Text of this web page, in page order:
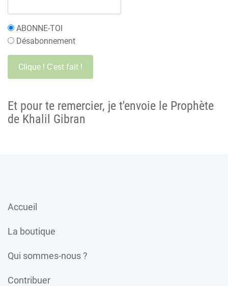
ABONNE-TOI
Désabonnement
Et pour te remercier, je t'envoie le Prophète
de Khalil Gibran
Accueil
La boutique
Qui sommes-nous ?
Contribuer